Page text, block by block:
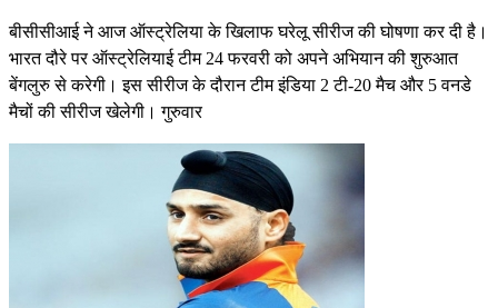
बीसीसीआई ने आज ऑस्ट्रेलिया के खिलाफ घरेलू सीरीज की घोषणा कर दी है।
भारत दौरे पर ऑस्ट्रेलियाई टीम 24 फरवरी को अपने अभियान की शुरुआत
बेंगलुरु से करेगी। इस सीरीज के दौरान टीम इंडिया 2 टी-20 मैच और 5 वनडे
मैचों की सीरीज खेलेगी। गुरुवार